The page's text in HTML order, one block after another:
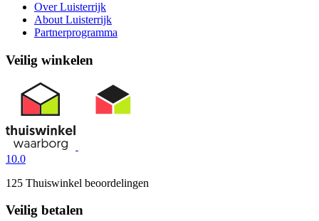
Over Luisterrijk
About Luisterrijk
Partnerprogramma
Veilig winkelen
10.0
125 Thuiswinkel beoordelingen
Veilig betalen